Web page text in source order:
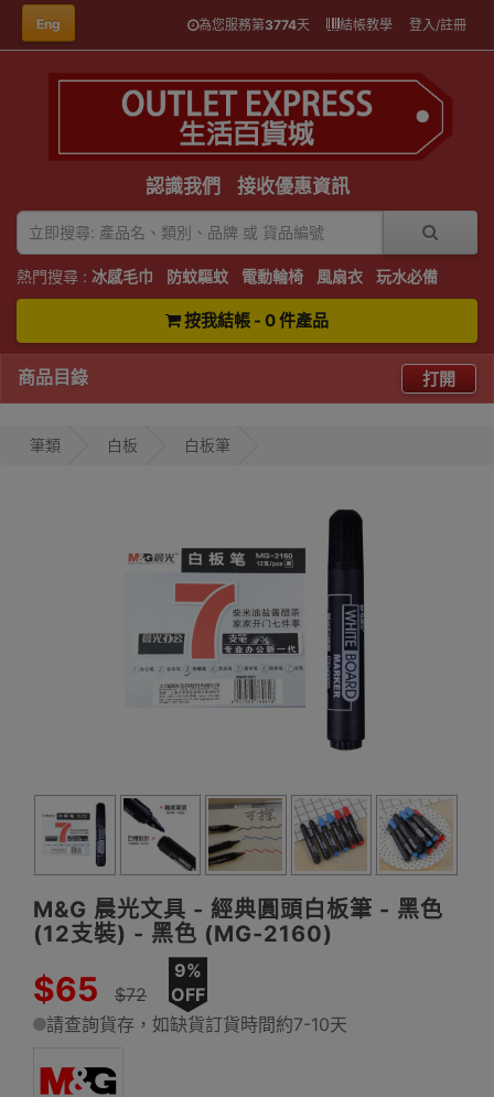
Eng 為您服務第3774天 結帳教學 登入/註冊
認識我們 接收優惠資訊
熱門搜尋 : 冰感毛巾 防蚊驅蚊 電動輪椅 風扇衣 玩水必備
按我結帳 - 0 件產品
商品目錄 打開
筆類 白板 白板筆
M&G 晨光文具 - 經典圓頭白板筆 - 黑色
(12支裝) - 黑色 (MG-2160)
$65 $72
9%
OFF
請查詢貨存，如缺貨訂貨時間約7-10天